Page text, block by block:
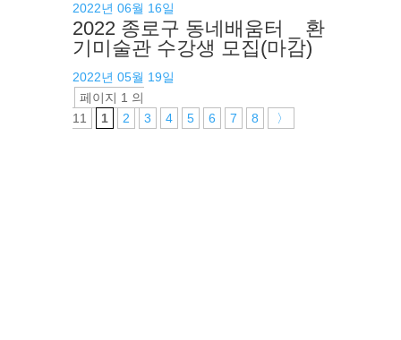
2022년 06월 16일
2022 종로구 동네배움터 _ 환
기미술관 수강생 모집(마감)
2022년 05월 19일
페이지 1 의
11
1 2 3 4 5 6 7 8 〉